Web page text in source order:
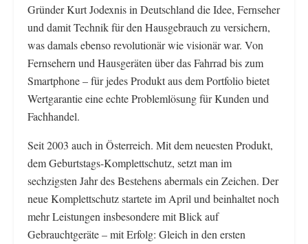
Gründer Kurt Jodexnis in Deutschland die Idee, Fernseher
und damit Technik für den Hausgebrauch zu versichern,
was damals ebenso revolutionär wie visionär war. Von
Fernsehern und Hausgeräten über das Fahrrad bis zum
Smartphone – für jedes Produkt aus dem Portfolio bietet
Wertgarantie eine echte Problemlösung für Kunden und
Fachhandel.
Seit 2003 auch in Österreich. Mit dem neuesten Produkt,
dem Geburtstags-Komplettschutz, setzt man im
sechzigsten Jahr des Bestehens abermals ein Zeichen. Der
neue Komplettschutz startete im April und beinhaltet noch
mehr Leistungen insbesondere mit Blick auf
Gebrauchtgeräte – mit Erfolg: Gleich in den ersten